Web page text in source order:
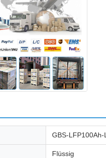
GBS-LFP100Ah-L
Flüssig